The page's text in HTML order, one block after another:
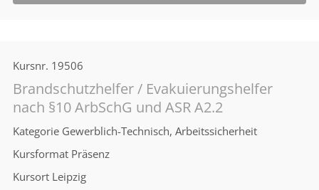
Kursnr. 19506
Brandschutzhelfer / Evakuierungshelfer
nach §10 ArbSchG und ASR A2.2
Kategorie Gewerblich-Technisch, Arbeitssicherheit
Kursformat Präsenz
Kursort Leipzig